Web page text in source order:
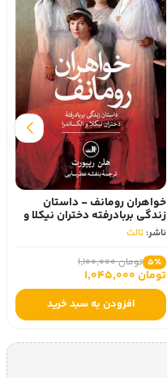
خواهران رومانف - داستان
زندگی بربادرفته دختران نیکلا و
الکساندرا
ناشر: ثالث
5٪ تومان 1,100,000
تومان 1,045,000
افزودن به سبد خرید